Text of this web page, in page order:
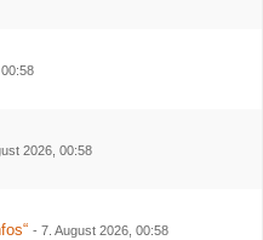
2026, 00:58
- 7. August 2026, 00:58